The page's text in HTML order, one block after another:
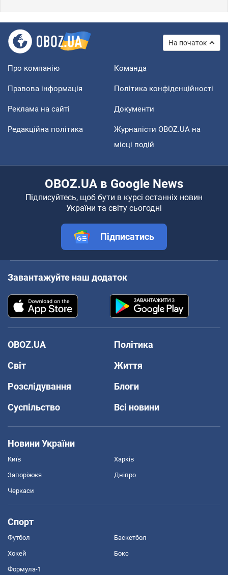
На початок
Про компанію Команда
Правова інформація Політика конфіденційності
Реклама на сайті Документи
Редакційна політика
Журналісти OBOZ.UA на
місці подій
OBOZ.UA в Google News
Підписуйтесь, щоб бути в курсі останніх новин
України та світу сьогодні
Підписатись
Завантажуйте наш додаток
OBOZ.UA
Політика
Світ
Життя
Розслідування
Блоги
Суспільство
Всі новини
Новини України
Київ Харків
Запоріжжя Дніпро
Черкаси
Спорт
Футбол Баскетбол
Хокей Бокс
Формула-1